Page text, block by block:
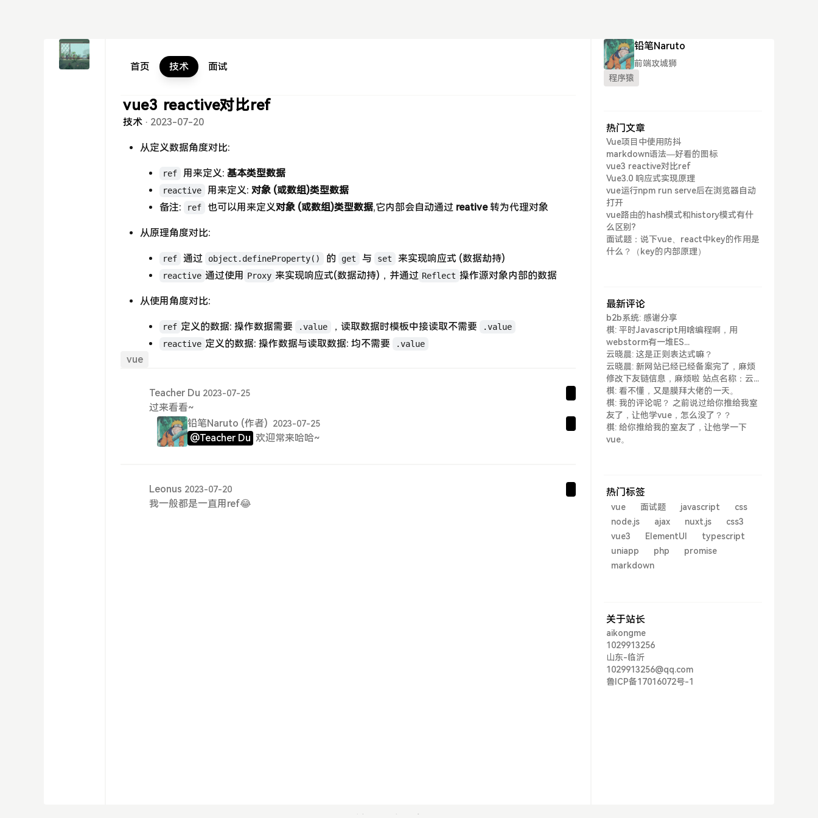
首页 技术 面试
vue3 reactive对比ref
技术 · 2023-07-20
从定义数据角度对比:
ref 用来定义: 基本类型数据
reactive 用来定义: 对象 (或数组)类型数据
备注:
ref 也可以用来定义对象 (或数组)类型数据,它内部会自动通过 reative转为代理对象
从原理角度对比:
ref 通过 object.defineProperty() 的 get 与 set 来实现响应式 (数据劫持)
reactive 通过使用 Proxy 来实现响应式(数据动持)，并通过 Reflect 操作源对象内部的数据
从使用角度对比:
ref 定义的数据: 操作数据需要 .value ，读取数据时模板中接读取不需要
.value
reactive 定义的数据: 操作数据与读取数据: 均不需要 .value
vue
Teacher Du 2023-07-25
过来看看~
铅笔Naruto (作者) 2023-07-25
@Teacher Du 欢迎常来哈哈~
Leonus 2023-07-20
我一般都是一直用ref😂
铅笔Naruto
前端攻城狮
程序猿
热门文章
Vue项目中使用防抖
markdown语法—好看的图标
vue3 reactive对比ref
Vue3.0 响应式实现原理
vue运行npm run serve后在浏览器自动
打开
vue路由的hash模式和history模式有什
么区别?
面试题：说下vue、react中key的作用是
什么？（key的内部原理）
最新评论
b2b系统: 感谢分享
棋: 平时Javascript用啥编程啊，用
webstorm有一堆ES...
云晓晨: 这是正则表达式嘛？
云晓晨: 新网站已经已经备案完了，麻烦
修改下友链信息，麻烦啦 站点名称：云...
棋: 看不懂，又是膜拜大佬的一天。
棋: 我的评论呢？ 之前说过给你推给我室
友了，让他学vue，怎么没了？？
棋: 给你推给我的室友了，让他学一下
vue。
热门标签
vue 面试题 javascript
css
node.js
ajax nuxt.js
css3
vue3
ElementUI
typescript
uniapp
php
promise
markdown
关于站长
aikongme
1029913256
山东-临沂
1029913256@qq.com
鲁ICP备17016072号-1